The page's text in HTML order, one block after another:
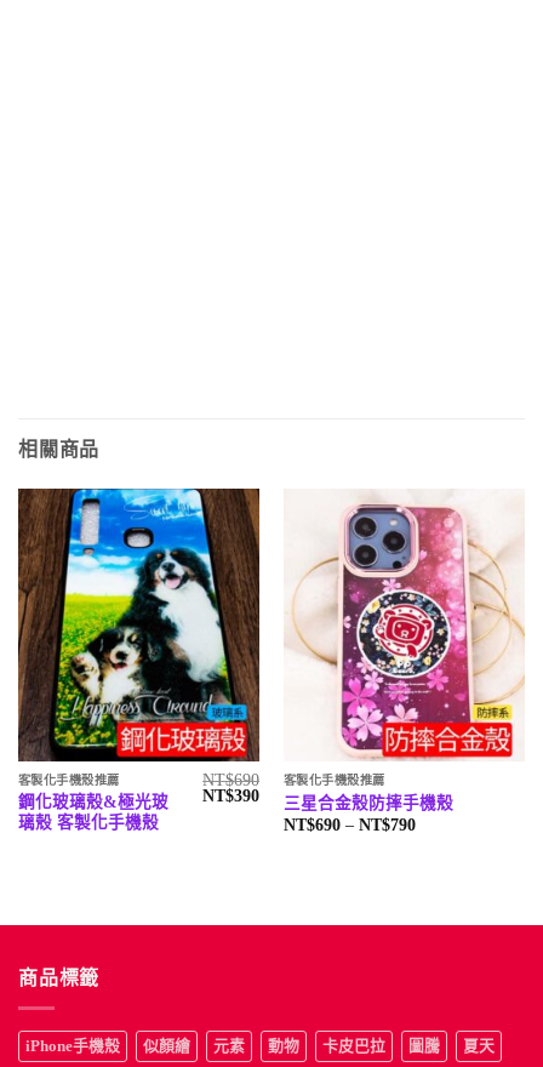
相關商品
客製化手機殼推薦
鋼化玻璃殼&極光玻
璃殼 客製化手機殼
NT$690
原
NT$390目
客製化手機殼推薦
三星合金殼防摔手機殼
NT$690 – NT$790價
商品標籤
iPhone手機殼 似顏繪 元素 動物 卡皮巴拉 圖騰 夏天